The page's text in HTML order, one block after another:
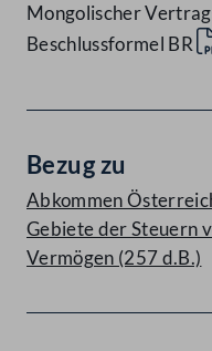
Mongolischer
Beschlussformel BR
Bezug zu
Abkommen
Gebiete der Steuern
Vermögen (257 d.B.)